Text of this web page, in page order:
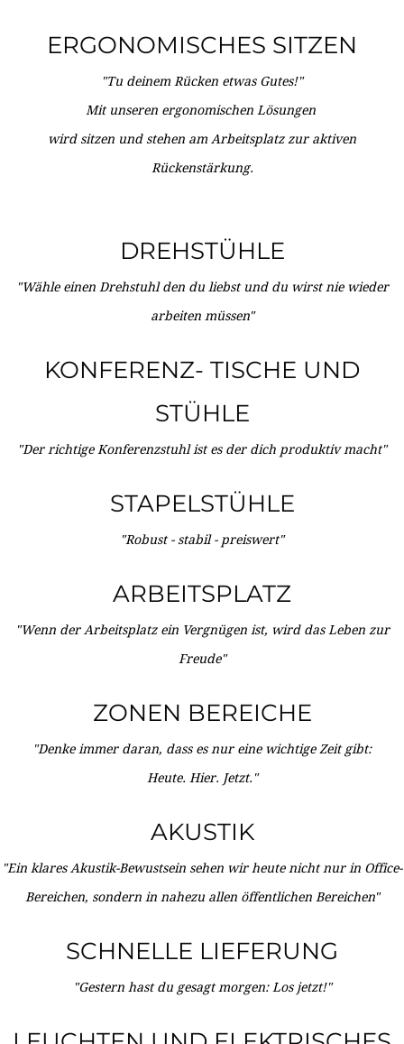
ERGONOMISCHES SITZEN
"Tu deinem Rücken etwas Gutes!"
Mit unseren ergonomischen Lösungen
wird sitzen und stehen am Arbeitsplatz zur aktiven
Rückenstärkung.
DREHSTÜHLE
"Wähle einen Drehstuhl den du liebst und du wirst nie wieder
arbeiten müssen"
KONFERENZ- TISCHE UND
STÜHLE
"Der richtige Konferenzstuhl ist es der dich produktiv macht"
STAPELSTÜHLE
"Robust - stabil - preiswert"
ARBEITSPLATZ
"Wenn der Arbeitsplatz ein Vergnügen ist, wird das Leben zur
Freude"
ZONEN BEREICHE
"Denke immer daran, dass es nur eine wichtige Zeit gibt:
Heute. Hier. Jetzt."
AKUSTIK
"Ein klares Akustik-Bewustsein sehen wir heute nicht nur in Office-
Bereichen, sondern in nahezu allen öffentlichen Bereichen"
SCHNELLE LIEFERUNG
"Gestern hast du gesagt morgen: Los jetzt!"